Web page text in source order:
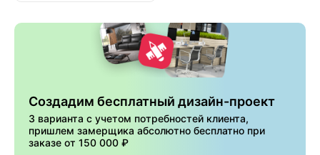
Создадим бесплатный дизайн-проект
3 варианта с учетом потребностей клиента,
пришлем замерщика абсолютно бесплатно при
заказе от 150 000 ₽